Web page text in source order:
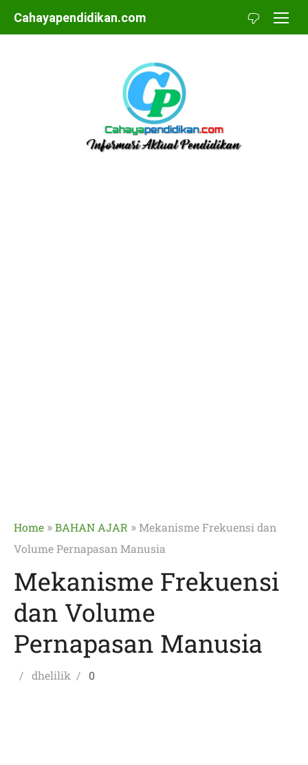
Skip
to
Cahayapendidikan.com
Home »BAHAN AJAR » Mekanisme Frekuensi dan
Volume Pernapasan Manusia
Mekanisme Frekuensi
dan Volume
Pernapasan Manusia
Posted
Author
dhelilik 0